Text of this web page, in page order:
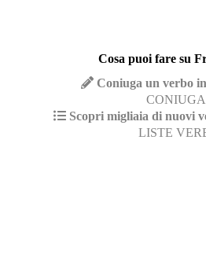
Cosa puoi fare su
Coniuga un verbo
CONIUGA
Scopri migliaia di nuovi
LISTE